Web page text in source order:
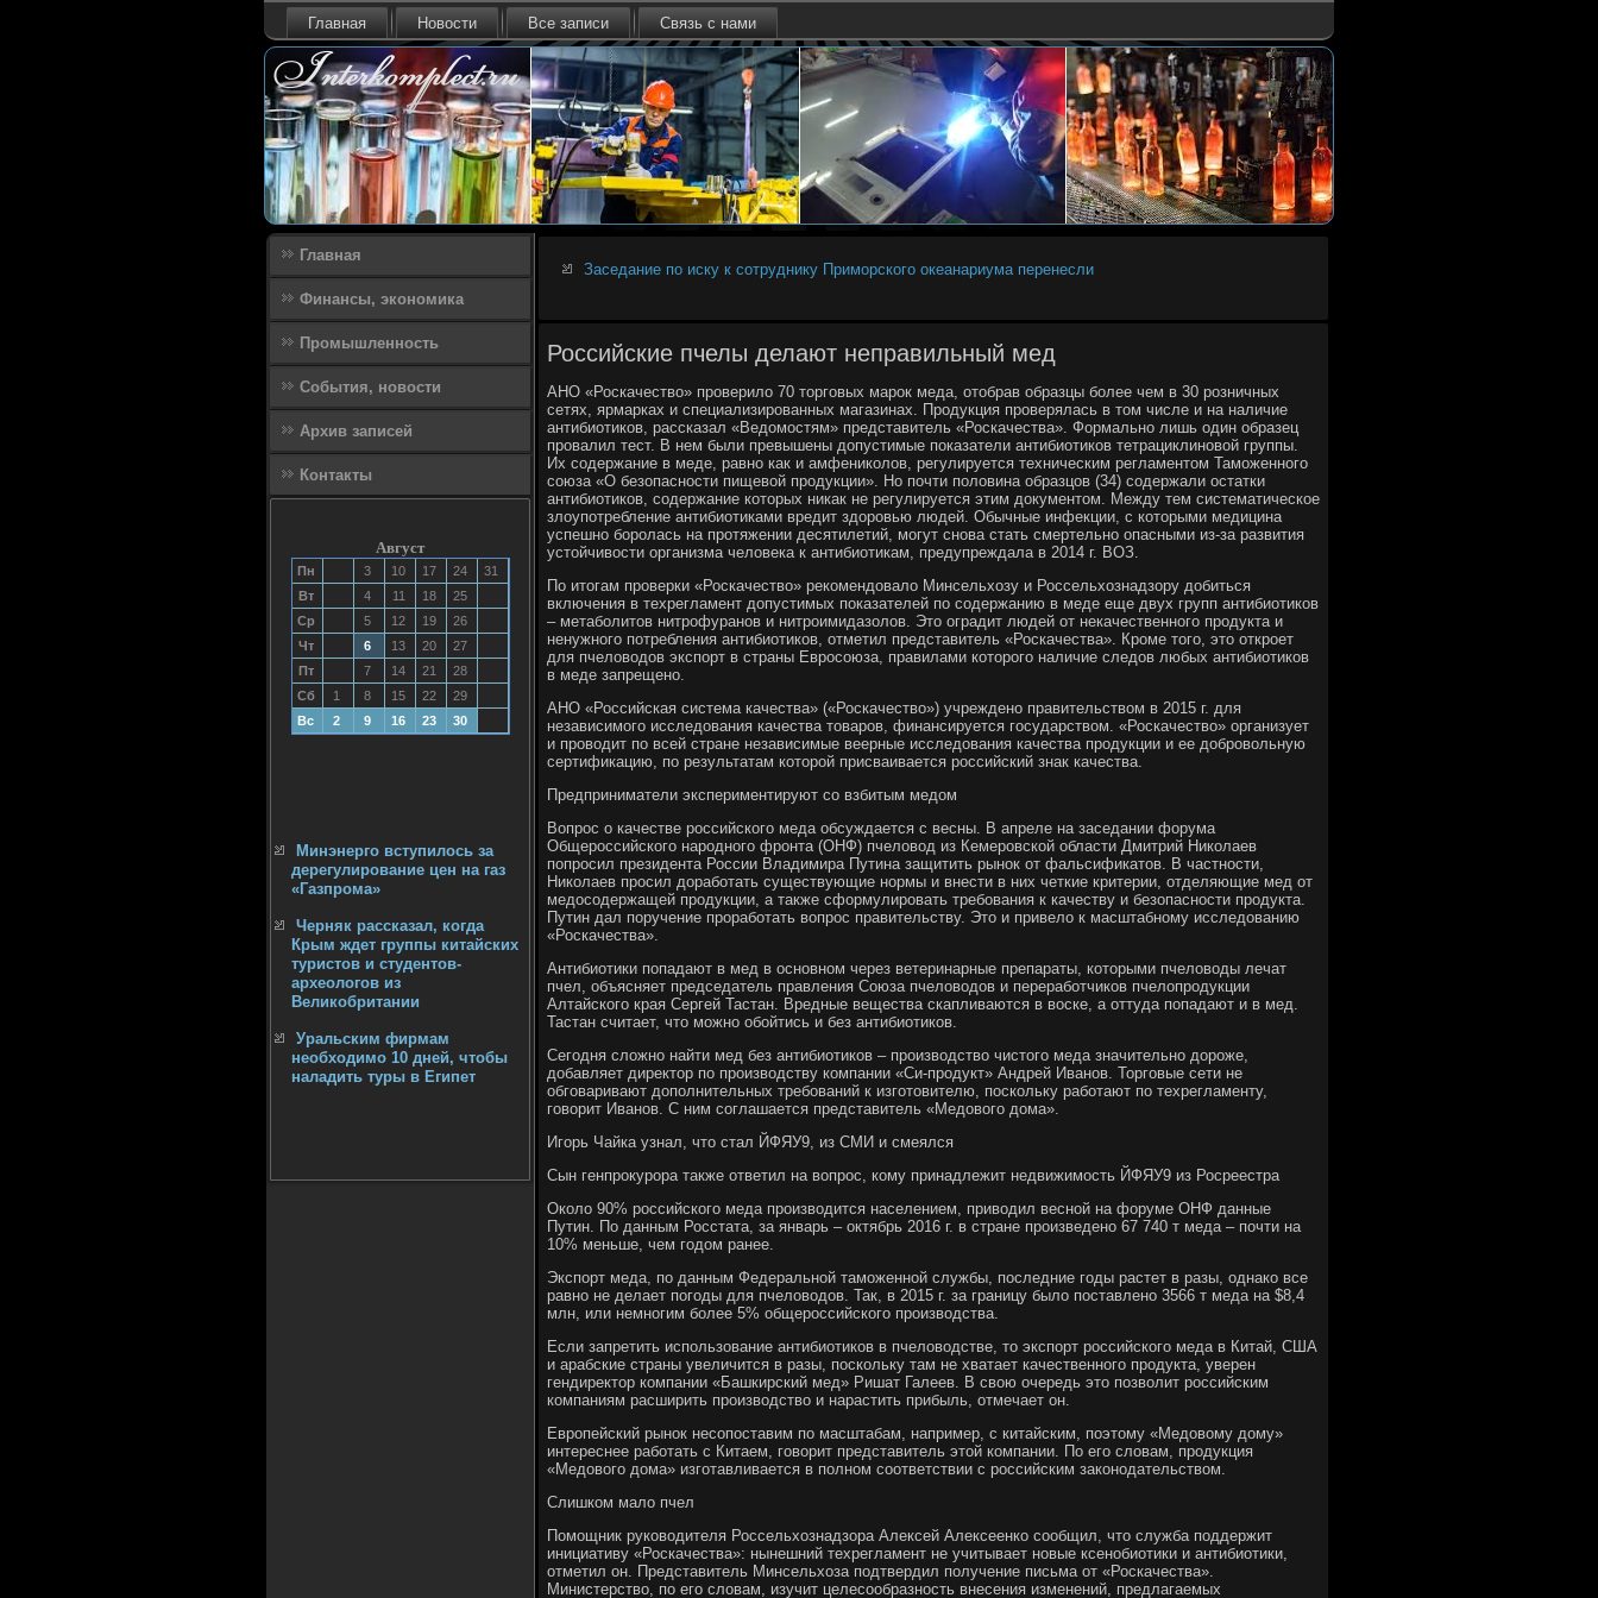
Главная Новости Все записи Связь с нами
Главная
Финансы, экономика
Промышленность
События, новости
Архив записей
Контакты
Август
Пн 3 10 17 24
31
Вт
4 11 18
25
Ср
5 12 19
26
Чт
6 13 20
27
Пт
7 14 21
28
Сб
1 8 15 22
29
Вс
2 9 16 23 30
Минэнерго вступилось за
дерегулирование цен на газ
«Газпрома»
Черняк рассказал, когда
Крым ждет группы китайских
туристов и студентов-
археологов из
Великобритании
Уральским фирмам
необходимо 10 дней, чтобы
наладить туры в Египет
Заседание по иску к сотруднику Приморского океанариума перенесли
Российские пчелы делают неправильный мед
АНО «Роскачество» проверило 70 торговых марок меда, отобрав образцы более чем в 30 розничных
сетях, ярмарках и специализированных магазинах. Продукция проверялась в том числе и на наличие
антибиотиков, рассказал «Ведомостям» представитель «Роскачества». Формально лишь один образец
провалил тест. В нем были превышены допустимые показатели антибиотиков тетрациклиновой группы.
Их содержание в меде, равно как и амфениколов, регулируется техническим регламентом Таможенного
союза «О безопасности пищевой продукции». Но почти половина образцов (34) содержали остатки
антибиотиков, содержание которых никак не регулируется этим документом. Между тем систематическое
злоупотребление антибиотиками вредит здоровью людей. Обычные инфекции, с которыми медицина
успешно боролась на протяжении десятилетий, могут снова стать смертельно опасными из-за развития
устойчивости организма человека к антибиотикам, предупреждала в 2014 г. ВОЗ.
По итогам проверки «Роскачество» рекомендовало Минсельхозу и Россельхознадзору добиться
включения в техрегламент допустимых показателей по содержанию в меде еще двух групп антибиотиков
– метаболитов нитрофуранов и нитроимидазолов. Это оградит людей от некачественного продукта и
ненужного потребления антибиотиков, отметил представитель «Роскачества». Кроме того, это откроет
для пчеловодов экспорт в страны Евросоюза, правилами которого наличие следов любых антибиотиков
в меде запрещено.
АНО «Российская система качества» («Роскачество») учреждено правительством в 2015 г. для
независимого исследования качества товаров, финансируется государством. «Роскачество» организует
и проводит по всей стране независимые веерные исследования качества продукции и ее добровольную
сертификацию, по результатам которой присваивается российский знак качества.
Предприниматели экспериментируют со взбитым медом
Вопрос о качестве российского меда обсуждается с весны. В апреле на заседании форума
Общероссийского народного фронта (ОНФ) пчеловод из Кемеровской области Дмитрий Николаев
попросил президента России Владимира Путина защитить рынок от фальсификатов. В частности,
Николаев просил доработать существующие нормы и внести в них четкие критерии, отделяющие мед от
медосодержащей продукции, а также сформулировать требования к качеству и безопасности продукта.
Путин дал поручение проработать вопрос правительству. Это и привело к масштабному исследованию
«Роскачества».
Антибиотики попадают в мед в основном через ветеринарные препараты, которыми пчеловоды лечат
пчел, объясняет председатель правления Союза пчеловодов и переработчиков пчелопродукции
Алтайского края Сергей Тастан. Вредные вещества скапливаются в воске, а оттуда попадают и в мед.
Тастан считает, что можно обойтись и без антибиотиков.
Сегодня сложно найти мед без антибиотиков – производство чистого меда значительно дороже,
добавляет директор по производству компании «Си-продукт» Андрей Иванов. Торговые сети не
обговаривают дополнительных требований к изготовителю, поскольку работают по техрегламенту,
говорит Иванов. С ним соглашается представитель «Медового дома».
Игорь Чайка узнал, что стал ЙФЯУ9, из СМИ и смеялся
Сын генпрокурора также ответил на вопрос, кому принадлежит недвижимость ЙФЯУ9 из Росреестра
Около 90% российского меда производится населением, приводил весной на форуме ОНФ данные
Путин. По данным Росстата, за январь – октябрь 2016 г. в стране произведено 67 740 т меда – почти на
10% меньше, чем годом ранее.
Экспорт меда, по данным Федеральной таможенной службы, последние годы растет в разы, однако все
равно не делает погоды для пчеловодов. Так, в 2015 г. за границу было поставлено 3566 т меда на $8,4
млн, или немногим более 5% общероссийского производства.
Если запретить использование антибиотиков в пчеловодстве, то экспорт российского меда в Китай, США
и арабские страны увеличится в разы, поскольку там не хватает качественного продукта, уверен
гендиректор компании «Башкирский мед» Ришат Галеев. В свою очередь это позволит российским
компаниям расширить производство и нарастить прибыль, отмечает он.
Европейский рынок несопоставим по масштабам, например, с китайским, поэтому «Медовому дому»
интереснее работать с Китаем, говорит представитель этой компании. По его словам, продукция
«Медового дома» изготавливается в полном соответствии с российским законодательством.
Слишком мало пчел
Помощник руководителя Россельхознадзора Алексей Алексеенко сообщил, что служба поддержит
инициативу «Роскачества»: нынешний техрегламент не учитывает новые ксенобиотики и антибиотики,
отметил он. Представитель Минсельхоза подтвердил получение письма от «Роскачества».
Министерство, по его словам, изучит целесообразность внесения изменений, предлагаемых